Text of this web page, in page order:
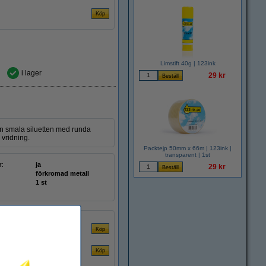
i lager
smala siluetten med runda
vridning.
ja
förkromad metall
1 st
Limstift 40g | 123ink
29 kr
Packtejp 50mm x 66m | 123ink |
transparent | 1st
29 kr